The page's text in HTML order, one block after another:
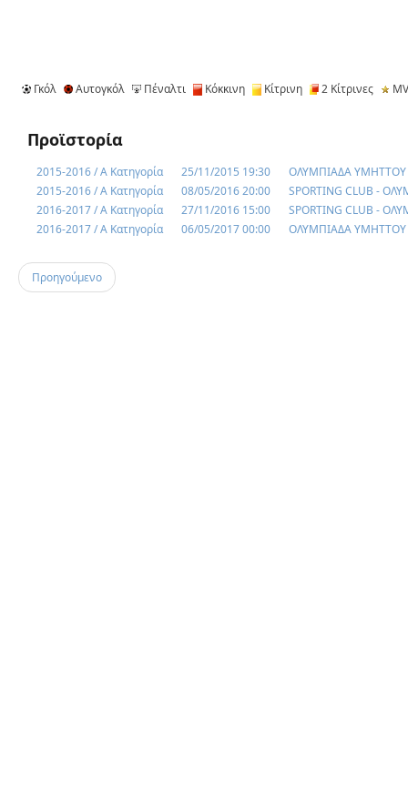
Γκόλ Αυτογκόλ Πέναλτι Κόκκινη Κίτρινη 2 Κίτρινες
Προϊστορία
2015-2016 / Α Κατηγορία 25/11/2015 19:30
ΟΛΥΜΠΙΑΔΑ ΥΜΗΤΤΟΥ -
2015-2016 / Α Κατηγορία
08/05/2016 20:00
SPORTING CLUB -
2016-2017 / Α Κατηγορία
27/11/2016 15:00
SPORTING CLUB -
2016-2017 / Α Κατηγορία
06/05/2017 00:00 ΟΛΥΜΠΙΑΔΑ ΥΜΗΤΤΟΥ -
Προηγούμενο